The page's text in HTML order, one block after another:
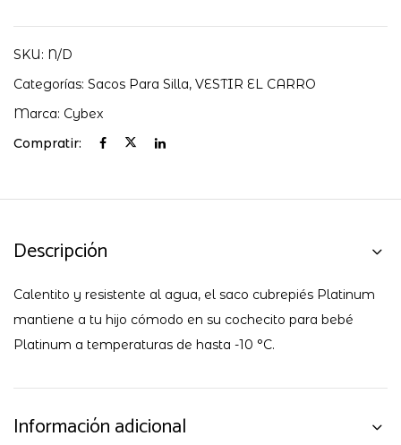
SKU: N/D
Categorías: Sacos Para Silla, VESTIR EL CARRO
Marca: Cybex
Compratir:
Descripción
Calentito y resistente al agua, el saco cubrepiés Platinum
mantiene a tu hijo cómodo en su cochecito para bebé
Platinum a temperaturas de hasta -10 °C.
Información adicional